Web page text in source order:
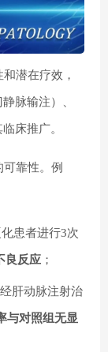
潜在疗效，
脉输注）、
床推广。
靠性。例
患者进行3次
良反应 ；
肝动脉注射治
与对照组无显